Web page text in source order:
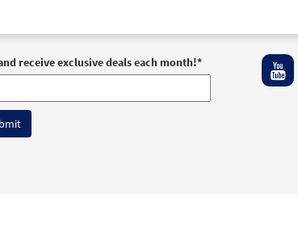
receive exclusive deals each month!*